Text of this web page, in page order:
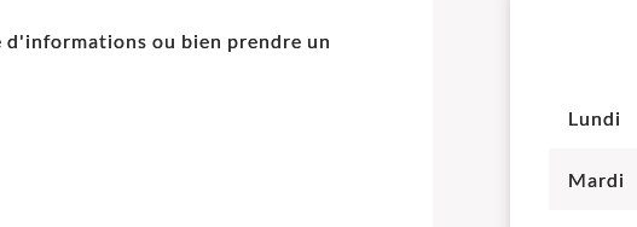
ou bien prendre un
Lundi
Mardi